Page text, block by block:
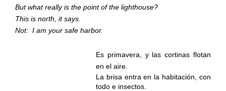
But what really is the point of the lighthouse?
This is north, it says.
Not: I am your safe harbor.
Es primavera, y las cortinas flotan
en el aire.
La brisa entra en la habitación, con
todo e insectos.